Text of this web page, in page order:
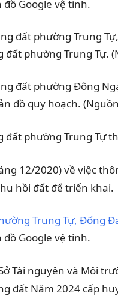
Google vệ tinh.
đất phường Trung Tự.
đồ quy hoạch.
đất phường Trung Tự
12/2020) về việc
hồi đất để triển khai.
Google vệ tinh.
Tài nguyên và Môi
đất Năm 2024 cấp